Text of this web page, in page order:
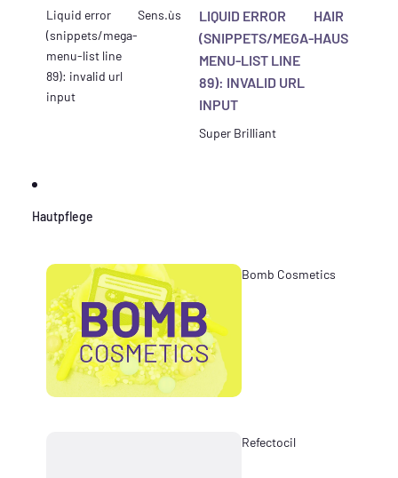
Liquid error
(snippets/mega-
menu-list line
89): invalid url
input
Sens.ùs
LIQUID ERROR
(SNIPPETS/MEGA-
MENU-LIST LINE
89): INVALID URL
INPUT
HAIR
HAUS
Super Brilliant
Hautpflege
Bomb Cosmetics
Refectocil